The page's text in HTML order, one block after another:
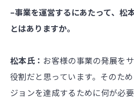
–事業を運営するにあたって、松
とはありますか。
松本氏： お客様の事業の発展を
役割だと思っています。そのた
ジョンを達成するために何が必